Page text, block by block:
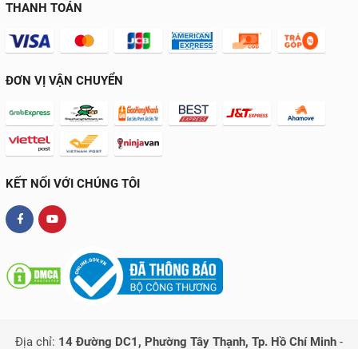
THANH TOÁN
ĐƠN VỊ VẬN CHUYỂN
KẾT NỐI VỚI CHÚNG TÔI
Địa chỉ: 14 Đường DC1, Phường Tây Thạnh, Tp. Hồ Chí Minh -